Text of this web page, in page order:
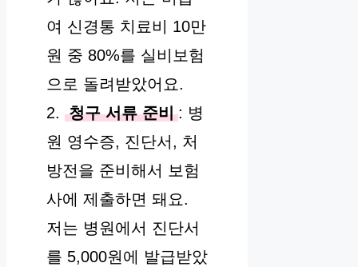
여 신경통 치료비 10만
원 중 80%를 실비보험
으로 돌려받았어요.
2. 청구 서류 준비 : 병
원 영수증, 진단서, 처
방전을 준비해서 보험
사에 제출하면 돼요.
저는 병원에서 진단서
를 5,000원에 발급받았